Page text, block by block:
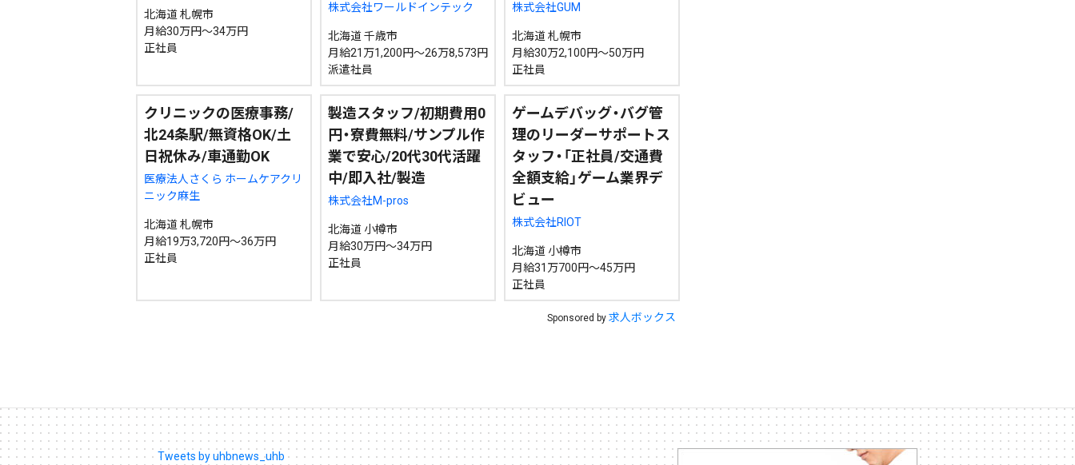
北海道 札幌市
月給30万円～34万円
正社員
株式会社ワールドインテック
北海道 千歳市
月給21万1,200円～26万8,573円
派遣社員
株式会社GUM
北海道 札幌市
月給30万2,100円～50万円
正社員
クリニックの医療事務/
北24条駅/無資格OK/土
日祝休み/車通勤OK
医療法人さくら ホームケアクリ
ニック麻生
北海道 札幌市
月給19万3,720円～36万円
正社員
製造スタッフ/初期費用0
円・寮費無料/サンプル作
業で安心/20代30代活躍
中/即入社/製造
株式会社M-pros
北海道 小樽市
月給30万円～34万円
正社員
ゲームデバッグ・バグ管
理のリーダーサポートス
タッフ・「正社員/交通費
全額支給」ゲーム業界デ
ビュー
株式会社RIOT
北海道 小樽市
月給31万700円～45万円
正社員
Sponsored by 求人ボックス
Tweets by uhbnews_uhb
カテゴリで絞る 地域で絞る
検索